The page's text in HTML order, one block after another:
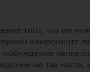
того, что им
компоненте
не так часто,